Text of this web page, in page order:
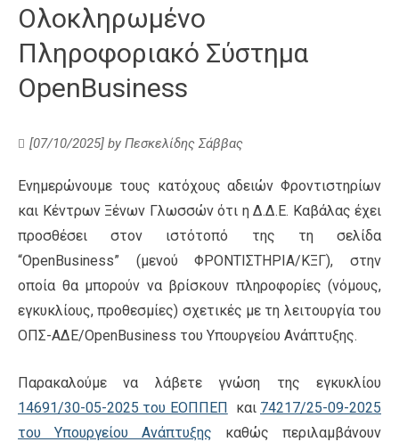
Ολοκληρωμένο
Πληροφοριακό Σύστημα
OpenBusiness
[07/10/2025] by Πεσκελίδης Σάββας
Ενημερώνουμε τους κατόχους αδειών Φροντιστηρίων
και Κέντρων Ξένων Γλωσσών ότι η Δ.Δ.Ε. Καβάλας έχει
προσθέσει στον ιστότοπό της τη σελίδα
“OpenBusiness” (μενού ΦΡΟΝΤΙΣΤΗΡΙΑ/ΚΞΓ), στην
οποία θα μπορούν να βρίσκουν πληροφορίες (νόμους,
εγκυκλίους, προθεσμίες) σχετικές με τη λειτουργία του
ΟΠΣ-ΑΔΕ/OpenBusiness του Υπουργείου Ανάπτυξης.
Παρακαλούμε να λάβετε γνώση της εγκυκλίου
14691/30-05-2025 του ΕΟΠΠΕΠ και 74217/25-09-2025
του Υπουργείου Ανάπτυξης καθώς περιλαμβάνουν